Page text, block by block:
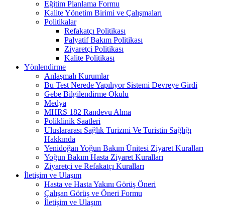
Eğitim Planlama Formu
Kalite Yönetim Birimi ve Çalışmaları
Politikalar
Refakatçı Politikası
Palyatif Bakım Politikası
Ziyaretçi Politikası
Kalite Politikası
Yönlendirme
Anlaşmalı Kurumlar
Bu Test Nerede Yapılıyor Sistemi Devreye Girdi
Gebe Bilgilendirme Okulu
Medya
MHRS 182 Randevu Alma
Poliklinik Saatleri
Uluslararası Sağlık Turizmi Ve Turistin Sağlığı
Hakkında
Yenidoğan Yoğun Bakım Ünitesi Ziyaret Kuralları
Yoğun Bakım Hasta Ziyaret Kuralları
Ziyaretçi ve Refakatçı Kuralları
İletişim ve Ulaşım
Hasta ve Hasta Yakını Görüş Öneri
Çalışan Görüş ve Öneri Formu
İletişim ve Ulaşım